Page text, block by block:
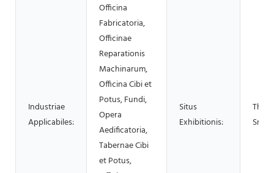
Industriae
Applicabiles:
Officina
Fabricatoria,
Officinae
Reparationis
Machinarum,
Officina Cibi et
Potus, Fundi,
Opera
Aedificatoria,
Tabernae Cibi
et Potus,
Situs
Exhibitionis:
Sri